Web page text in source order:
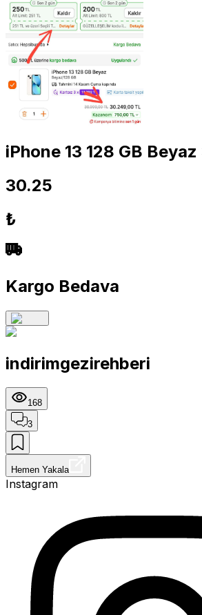
iPhone 13 128 GB
30.25
₺
Kargo Bedava
indirimgezirehberi
168
3
Hemen Yakala
Instagram